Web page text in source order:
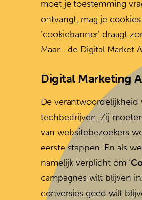
moet je toestemming
ontvangt, mag je
‘cookiebanner’ draagt
Maar... de Digital Market
Digital Marketing
De verantwoordelijkheid
techbedrijven. Zij
van websitebezoekers
eerste stappen. En als
namelijk verplicht om ‘
campagnes wilt blijven
conversies goed wilt